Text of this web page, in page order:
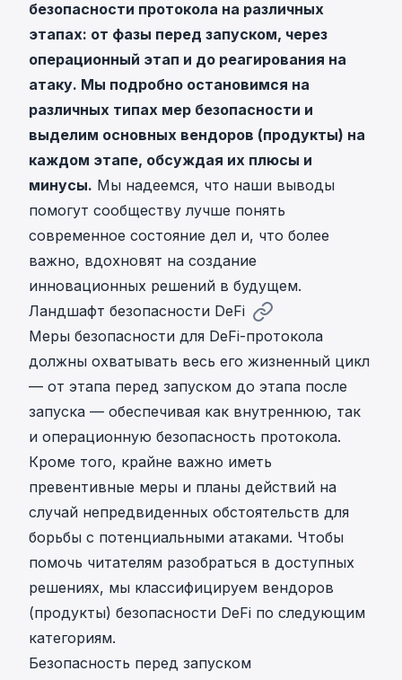
безопасности протокола на различных
этапах: от фазы перед запуском, через
операционный этап и до реагирования на
атаку. Мы подробно остановимся на
различных типах мер безопасности и
выделим основных вендоров (продукты) на
каждом этапе, обсуждая их плюсы и
минусы. Мы надеемся, что наши выводы
помогут сообществу лучше понять
современное состояние дел и, что более
важно, вдохновят на создание
инновационных решений в будущем.
Ландшафт безопасности DeFi
Меры безопасности для DeFi-протокола
должны охватывать весь его жизненный цикл
— от этапа перед запуском до этапа после
запуска — обеспечивая как внутреннюю, так
и операционную безопасность протокола.
Кроме того, крайне важно иметь
превентивные меры и планы действий на
случай непредвиденных обстоятельств для
борьбы с потенциальными атаками. Чтобы
помочь читателям разобраться в доступных
решениях, мы классифицируем вендоров
(продукты) безопасности DeFi по следующим
категориям.
Безопасность перед запуском